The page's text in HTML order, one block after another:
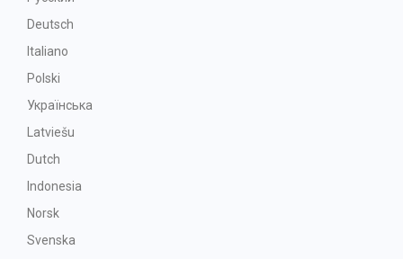
Deutsch
Italiano
Polski
Українська
Latviešu
Dutch
Indonesia
Norsk
Svenska